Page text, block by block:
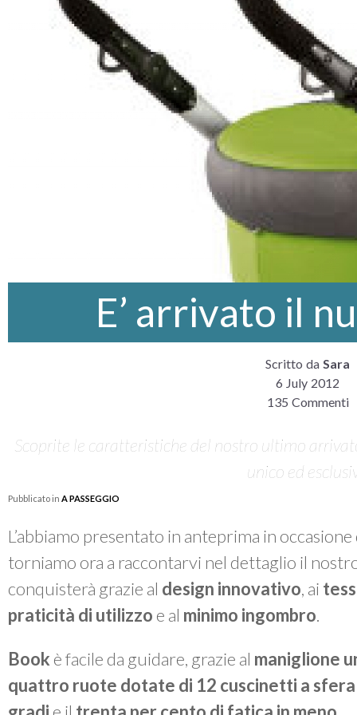
E’ arrivato il
Scritto da Sara
6 July 2012
135 Commenti
Scoprite le caratteristiche del nostro ultimo
unico ed
Pubblicato in A PASSEGGIO
L’abbiamo presentato in anteprima in
torniamo ora a raccontarvi nel dettaglio il
conquisterà grazie al design innovativo, ai
praticità di utilizzo e al minimo ingombro.
Book è facile da guidare, grazie al maniglione
quattro ruote dotate di 12 cuscinetti a sfera